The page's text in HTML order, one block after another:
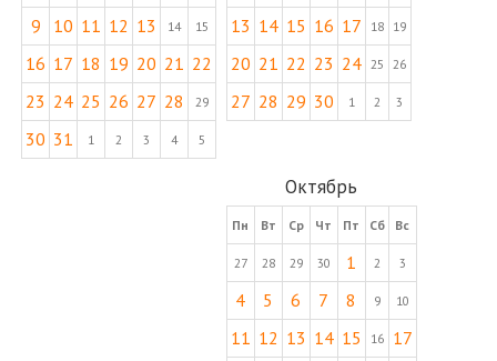
9 10 11 12 13 14 15
16 17 18 19 20 21 22
23 24 25 26 27 28 29
30 31 1 2 3 4 5
13 14 15 16 17 18 19
20 21 22 23 24 25 26
27 28 29 30 1 2 3
Октябрь
Пн Вт Ср Чт Пт Сб Вс
27 28 29 30 1 2 3
4 5 6 7 8 9 10
11 12 13 14 15 16
17